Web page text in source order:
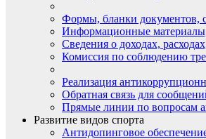
Формы, бланки документов,
Информационные
Сведения о доходах,
Комиссия по соблюдению
Реализация
Обратная связь для
Прямые линии по вопросам
Развитие видов спорта
Антидопинговое